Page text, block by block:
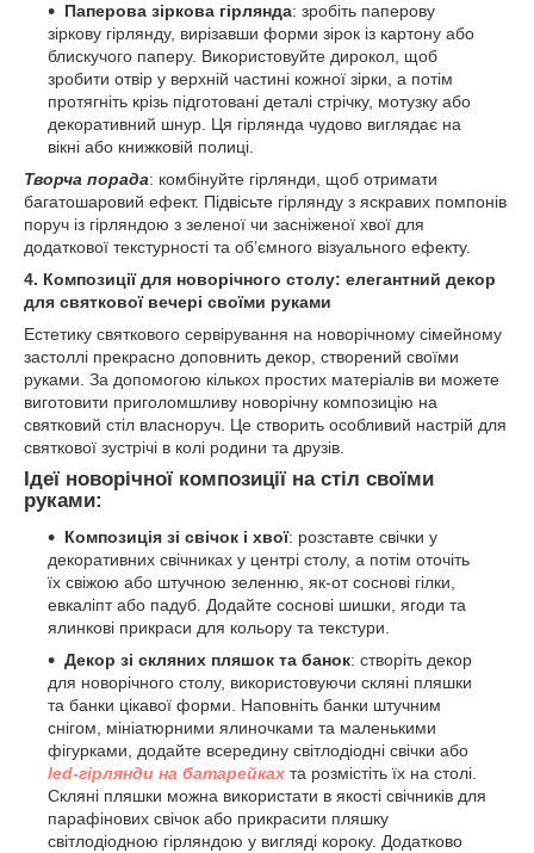
Паперова зіркова гірлянда: зробіть паперову
зіркову гірлянду, вирізавши форми зірок із картону або
блискучого паперу. Використовуйте дирокол, щоб
зробити отвір у верхній частині кожної зірки, а потім
протягніть крізь підготовані деталі стрічку, мотузку або
декоративний шнур. Ця гірлянда чудово виглядає на
вікні або книжковій полиці.
Творча порада: комбінуйте гірлянди, щоб отримати
багатошаровий ефект. Підвісьте гірлянду з яскравих помпонів
поруч із гірляндою з зеленої чи засніженої хвої для
додаткової текстурності та об’ємного візуального ефекту.
4. Композиції для новорічного столу: елегантний декор
для святкової вечері своїми руками
Естетику святкового сервірування на новорічному сімейному
застоллі прекрасно доповнить декор, створений своїми
руками. За допомогою кількох простих матеріалів ви можете
виготовити приголомшливу новорічну композицію на
святковий стіл власноруч. Це створить особливий настрій для
святкової зустрічі в колі родини та друзів.
Ідеї ​​ новорічної композиції на стіл своїми
руками:
Композиція зі свічок і хвої: розставте свічки у
декоративних свічниках у центрі столу, а потім оточіть
їх свіжою або штучною зеленню, як-от соснові гілки,
евкаліпт або падуб. Додайте соснові шишки, ягоди та
ялинкові прикраси для кольору та текстури.
Декор зі скляних пляшок та банок: створіть декор
для новорічного столу, використовуючи скляні пляшки
та банки цікавої форми. Наповніть банки штучним
снігом, мініатюрними ялиночками та маленькими
фігурками, додайте всередину світлодіодні свічки або
led-гірлянди на батарейках та розмістіть їх на столі.
Скляні пляшки можна використати в якості свічників для
парафінових свічок або прикрасити пляшку
світлодіодною гірляндою у вигляді короку. Додатково